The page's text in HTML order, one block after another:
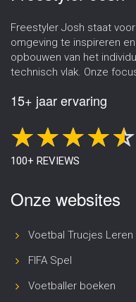
Freestyler Josh staat
omgeving te inspireren
opbouwen van het
technisch vlak. Onze
15+ jaar ervaring
100+ REVIEWS
Onze websites
Voetbal Trucjes Leren
FIFA Spel
Voetballer boeken